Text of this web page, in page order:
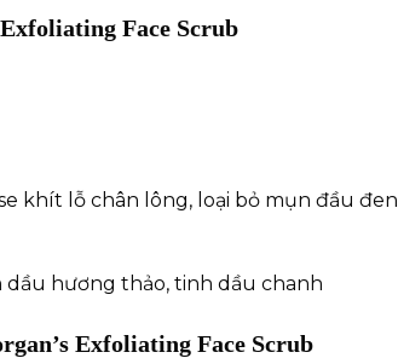
Face Scrub
khít lỗ chân lông, loại bỏ mụn đầu đen
dầu hương thảo, tinh dầu chanh
Exfoliating Face Scrub